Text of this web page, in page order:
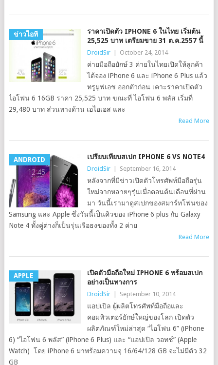
ข่าวไอที
ราคาเปิดตัว IPHONE 6 ในไทย เริ่มต้น
25,525 บาท เตรียมขาย 31 ต.ค.2557 นี้
DroidSir October 24, 2014
ค่ายมือถือยักษ์ 3 ค่ายในไทยเปิดให้ลูกค้า
ได้จอง iPhone 6 และ iPhone 6 Plus แล้ว
ทรูมูฟเอช ออกตัวก่อน เคาะราคาเปิดตัว
ไอโฟน 6 16GB ราคา 25,525 บาท ขณะที่ ไอโฟน 6 พลัส เริ่มที่
29,480 บาท ส่วนทางด้าน เอไอเอส และ
Read More
ANDROID เปรียบเทียบสเปก IPHONE 6 VS NOTE4
DroidSir September 16, 2014
หลังจากที่มีข่าวเปิดตัวโทรศัพท์มือถือรุ่น
ใหม่จากหลายๆรุ่นเมื่อตอนต้นเดือนที่ผ่าน
มา วันนี้เรามาดูสเปกของสมาร์ทโฟนของ
Samsung และ Apple ซึ่งวันนี้เป็นคิวของ iPhone 6 plus กับ Galaxy
Note 4 ทั้งคู่ต่างก็เป็นรุ่นเรือธงของทั้ง 2 ค่าย
Read More
APPLE
เปิดตัวมือถือใหม่ IPHONE 6 พร้อมสเปก
อย่างเป็นทางการ
DroidSir September 10, 2014
แอปเปิล ผู้ผลิตโทรศัพท์มือถือและ
คอมพิวเตอร์ยักษ์ใหญ่ของโลก เปิดตัว
ผลิตภัณฑ์ใหม่ล่าสุด “ไอโฟน 6” (iPhone
6) “ไอโฟน 6 พลัส” (iPhone 6 Plus) และ “แอปเปิล วอทช์” (Apple
Watch) โดย iPhone 6 มาพร้อมความจุ 16/64/128 GB จะไม่มีตัว 32
GB